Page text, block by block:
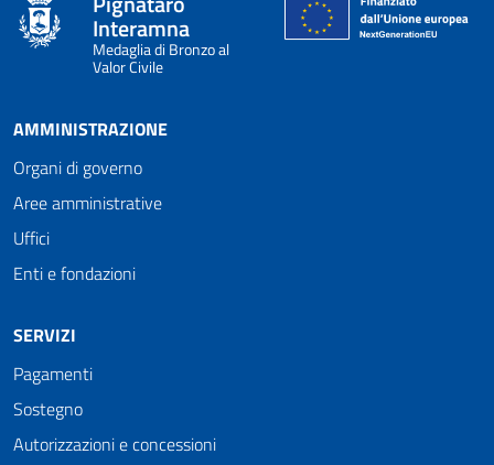
Interamna
Medaglia di Bronzo al
Valor Civile
AMMINISTRAZIONE
Organi di governo
Aree amministrative
Uffici
Enti e fondazioni
SERVIZI
Pagamenti
Sostegno
Autorizzazioni e concessioni